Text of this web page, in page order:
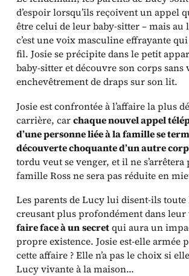
d’espoir lorsqu’ils reçoivent un appel
être celui de leur baby-sitter – mais au
c’est une voix masculine effrayante
fil. Josie se précipite dans le petit
baby-sitter et découvre son corps sans
enchevêtrement de draps sur son lit.
Josie est confrontée à l’affaire la plus
carrière, carchaque nouvel appel
d’une personne liée à la famille se
découverte choquante d’un autre
tordu veut se venger, et il ne s’arrêtera
famille Ross ne sera pas réduite en
Les parents de Lucy lui disent-ils toute
creusant plus profondément dans
faire face à unsecretqui aura un
propre existence. Josie est-elle armée
cette affaire ? Elle n’a pas le choix si
Lucy vivante à la maison…